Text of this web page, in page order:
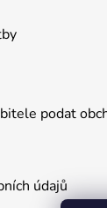
podat
údajů